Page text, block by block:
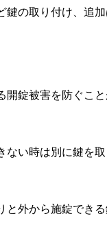
の取り付け、追
錠被害を防ぐこ
い時は別に鍵を
外から施錠できる